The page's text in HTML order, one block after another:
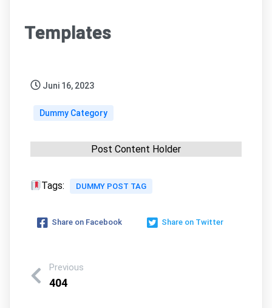
Templates
Juni 16, 2023
Dummy Category
Post Content Holder
Tags: DUMMY POST TAG
Share on Facebook Share on Twitter
Previous
404